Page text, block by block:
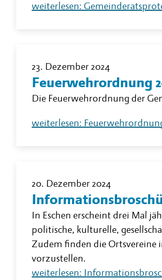
weiterlesen:
23. Dezember 2024
Feuerwehrordnung
Die Feuerwehrordnung der
weiterlesen:
20. Dezember 2024
In Eschen erscheint drei Mal
politische, kulturelle,
Zudem finden die Ortsvereine
vorzustellen.
weiterlesen: